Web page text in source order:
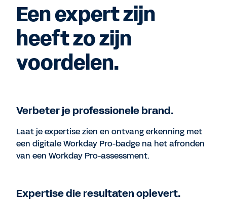
Een expert zijn
heeft zo zijn
voordelen.
Verbeter je professionele brand.
Laat je expertise zien en ontvang erkenning met
een digitale Workday Pro-badge na het afronden
van een Workday Pro-assessment.
Expertise die resultaten oplevert.